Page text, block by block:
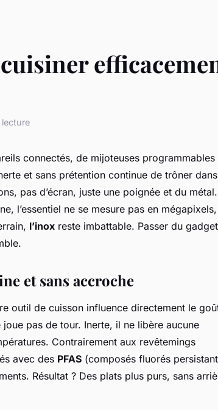
lecture
connectés, de mijoteuses programmables
et sans prétention continue de trôner
pas d’écran, juste une poignée et du métal.
l’essentiel ne se mesure pas en mégapixels,
l’inox reste imbattable. Passer du
et sans accroche
outil de cuisson influence directement le
pas de tour. Inerte, il ne libère aucune
Contrairement aux revêtemings
avec des PFAS (composés fluorés
Résultat ? Des plats plus purs, sans